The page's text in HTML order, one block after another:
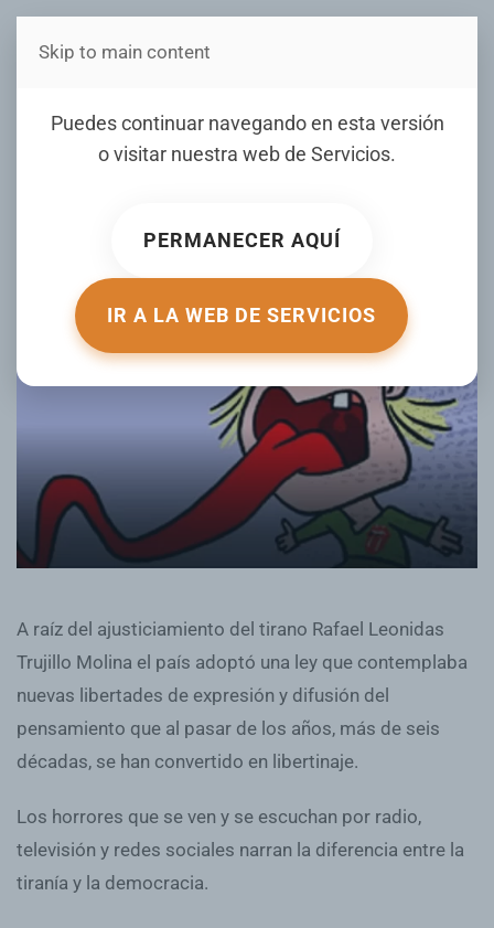
Estás en Telenord Medios
Puedes continuar navegando en esta versión
o visitar nuestra web de Servicios.
PERMANECER AQUÍ
IR A LA WEB DE SERVICIOS
Skip to main content
CONTROLAR LOS
DESLENGUADOS
A raíz del ajusticiamiento del tirano Rafael Leonidas
Trujillo Molina el país adoptó una ley que contemplaba
nuevas libertades de expresión y difusión del
pensamiento que al pasar de los años, más de seis
décadas, se han convertido en libertinaje.
Los horrores que se ven y se escuchan por radio,
televisión y redes sociales narran la diferencia entre la
tiranía y la democracia.